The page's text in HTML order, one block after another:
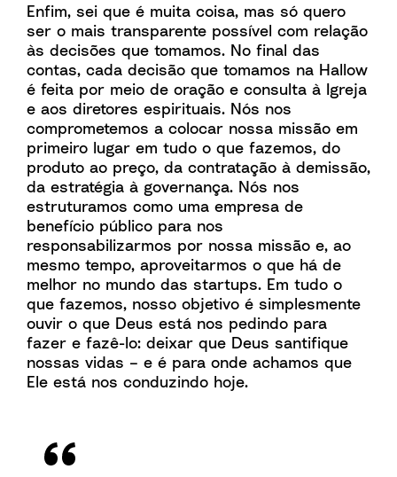
Enfim, sei que é muita coisa, mas só quero
ser o mais transparente possível com relação
às decisões que tomamos. No final das
contas, cada decisão que tomamos na Hallow
é feita por meio de oração e consulta à Igreja
e aos diretores espirituais. Nós nos
comprometemos a colocar nossa missão em
primeiro lugar em tudo o que fazemos, do
produto ao preço, da contratação à demissão,
da estratégia à governança. Nós nos
estruturamos como uma empresa de
benefício público para nos
responsabilizarmos por nossa missão e, ao
mesmo tempo, aproveitarmos o que há de
melhor no mundo das startups. Em tudo o
que fazemos, nosso objetivo é simplesmente
ouvir o que Deus está nos pedindo para
fazer e fazê-lo: deixar que Deus santifique
nossas vidas – e é para onde achamos que
Ele está nos conduzindo hoje.